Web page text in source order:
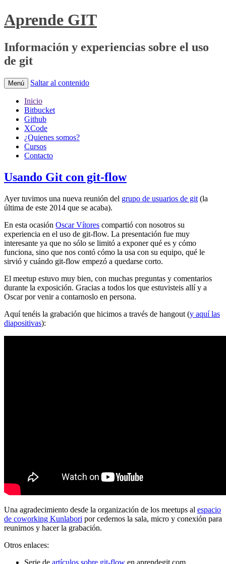
Aprende GIT
Información y experiencias sobre el uso
de git
Menú Saltar al contenido
Inicio
Bitbucket
Github
XCode
¿Quienes somos?
Cursos
Contacto
Usando Git con git-flow
Ayer tuvimos una nueva reunión del grupo de usuarios de git (la
última de este 2014 que se acaba).
En esta ocasión Oscar Vítores compartió con nosotros su
experiencia en el uso de git-flow. La presentación fue muy
interesante ya que no sólo se limitó a exponer qué es y cómo
funciona, sino que nos contó cómo la usa con su equipo, qué le
sirvió y cuándo git-flow empezó a quedarse corto.
El meetup estuvo muy bien, con muchas preguntas y comentarios
durante la exposición. Gracias a todos los que estuvisteis allí y a
Oscar por venir a contarnoslo en persona.
Aquí tenéis la grabación que hicimos a través de hangout (y aquí las
diapositivas):
Una agradecimiento desde la organización de los meetups al espacio
de coworking Kunlabori por cedernos la sala, micro y conexión para
reunirnos y hacer la grabación.
Otros enlaces:
Serie de artículos sobre git-flow en aprendegit.com